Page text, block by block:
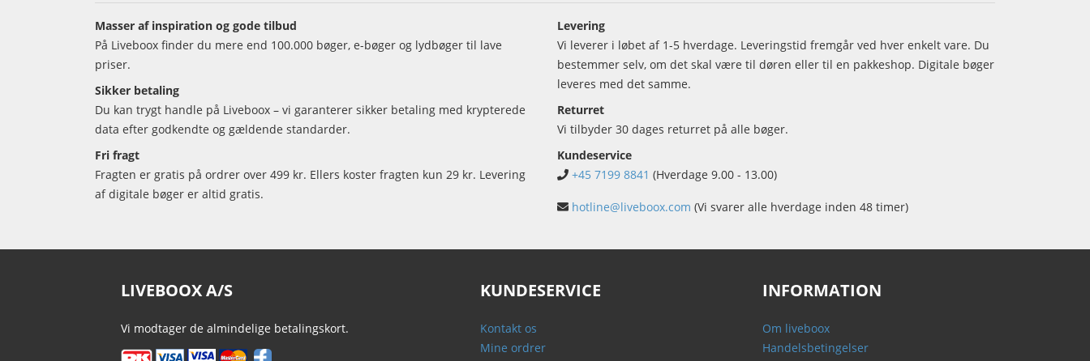
Masser af inspiration og gode tilbud
På Liveboox finder du mere end 100.000 bøger, e-bøger og lydbøger til lave
priser.
Sikker betaling
Du kan trygt handle på Liveboox – vi garanterer sikker betaling med krypterede
data efter godkendte og gældende standarder.
Fri fragt
Fragten er gratis på ordrer over 499 kr. Ellers koster fragten kun 29 kr. Levering
af digitale bøger er altid gratis.
Levering
Vi leverer i løbet af 1-5 hverdage. Leveringstid fremgår ved hver enkelt vare. Du
bestemmer selv, om det skal være til døren eller til en pakkeshop. Digitale bøger
leveres med det samme.
Returret
Vi tilbyder 30 dages returret på alle bøger.
Kundeservice
+45 7199 8841 (Hverdage 9.00 - 13.00)
hotline@liveboox.com (Vi svarer alle hverdage inden 48 timer)
LIVEBOOX A/S
Vi modtager de almindelige betalingskort.
KUNDESERVICE
Kontakt os
Mine ordrer
INFORMATION
Om liveboox
Handelsbetingelser